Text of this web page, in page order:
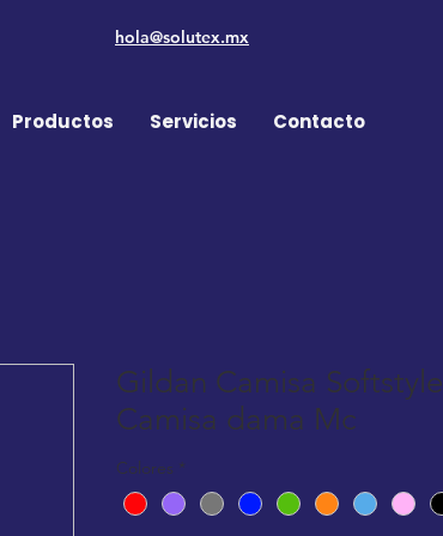
hola@solutex.mx
Productos Servicios Contacto
Gildan Camisa Softstyle
Camisa dama Mc
Colores *